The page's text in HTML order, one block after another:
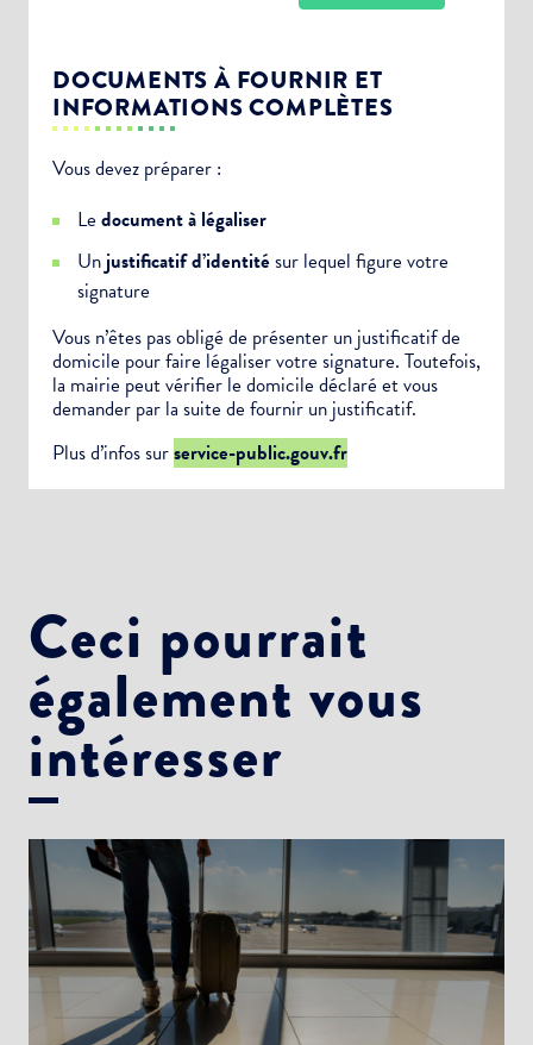
DOCUMENTS À FOURNIR ET
INFORMATIONS COMPLÈTES
Vous devez préparer :
Le document à légaliser
Un justificatif d’identitésur lequel figure votre
signature
Vous n’êtes pas obligé de présenter un justificatif de
domicile pour faire légaliser votre signature. Toutefois,
la mairie peut vérifier le domicile déclaré et vous
demander par la suite de fournir un justificatif.
Plus d’infos surservice-public.gouv.fr
Ceci pourrait
également vous
intéresser
Newsletter Culture